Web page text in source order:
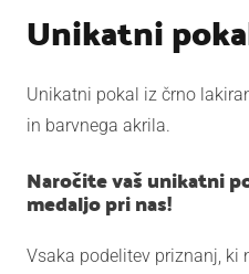
Unikatni
Unikatni pokal iz črno
in barvnega akrila.
Naročite vaš unikatni
medaljo pri nas!
Vsaka podelitev priznanj, ki